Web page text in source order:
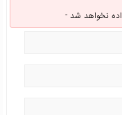
نخواهد شد -